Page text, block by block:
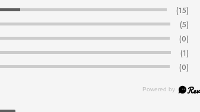
(15)
(5)
(0)
(1)
(0)